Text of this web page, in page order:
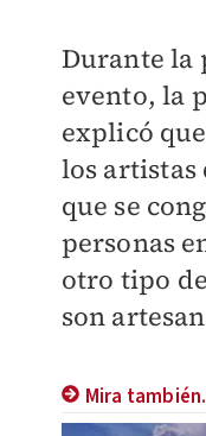
Durante la
evento, la
explicó
los artistas
que se
personas
otro tipo
son
Mira